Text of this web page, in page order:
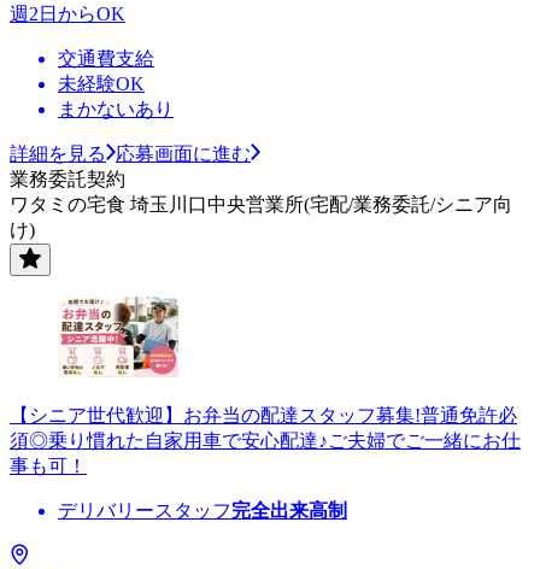
週2日からOK
交通費支給
未経験OK
まかないあり
詳細を見る
応募画面に進む
業務委託契約
ワタミの宅食 埼玉川口中央営業所(宅配/業務委託/シニア向
け)
【シニア世代歓迎】お弁当の配達スタッフ募集!普通免許必
須◎乗り慣れた自家用車で安心配達♪ご夫婦でご一緒にお仕
事も可！
デリバリースタッフ完全出来高制